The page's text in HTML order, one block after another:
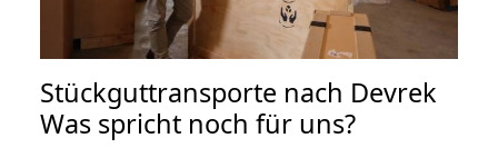
Stückguttransporte nach Devrek
Was spricht noch für uns?